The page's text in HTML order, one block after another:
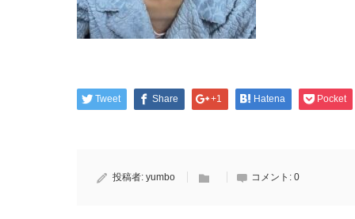
Tweet Share +1 Hatena Pocket
投稿者: yumbo コメント: 0